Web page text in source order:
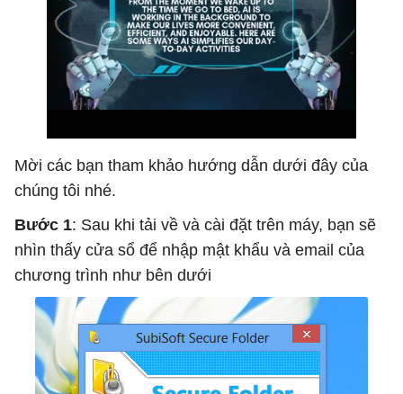
Mời các bạn tham khảo hướng dẫn dưới đây của
chúng tôi nhé.
Bước 1: Sau khi tải về và cài đặt trên máy, bạn sẽ
nhìn thấy cửa sổ để nhập mật khẩu và email của
chương trình như bên dưới